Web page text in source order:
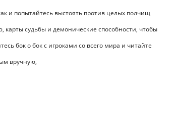
и попытайтесь выстоять против целых полчищ
судьбы и демонические способности, чтобы
бок о бок с игроками со всего мира и читайте
вручную,